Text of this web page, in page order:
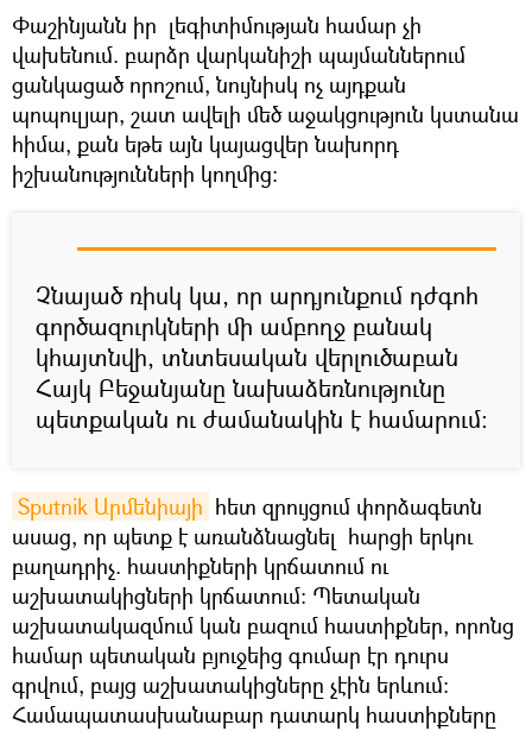
Փաշինյանն իր լեգիտիմության համար չի
վախենում. բարձր վարկանիշի պայմաններում
ցանկացած որոշում, նույնիսկ ոչ այդքան
պոպուլյար, շատ ավելի մեծ աջակցություն կստանա
հիմա, քան եթե այն կայացվեր նախորդ
իշխանությունների կողմից։
Չնայած ռիսկ կա, որ արդյունքում դժգոհ
գործազուրկների մի ամբողջ բանակ
կհայտնվի, տնտեսական վերլուծաբան
Հայկ Բեջանյանը նախաձեռնությունը
պետքական ու ժամանակին է համարում։
Sputnik Արմենիայի հետ զրույցում փորձագետն
ասաց, որ պետք է առանձնացնել հարցի երկու
բաղադրիչ. հաստիքների կրճատում ու
աշխատակիցների կրճատում։ Պետական
աշխատակազմում կան բազում հաստիքներ, որոնց
համար պետական բյուջեից գումար էր դուրս
գրվում, բայց աշխատակիցները չէին երևում։
Համապատասխանաբար դատարկ հաստիքները